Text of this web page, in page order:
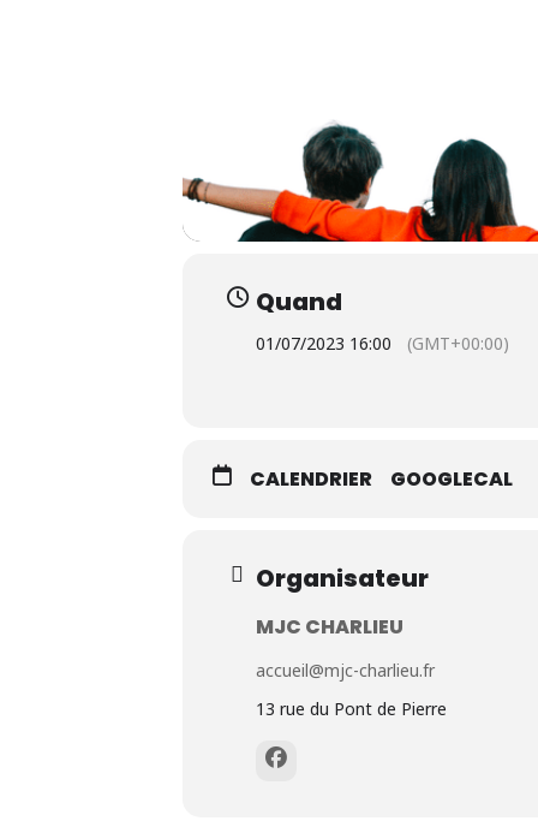
Quand
01/07/2023 16:00 (GMT+00:00)
CALENDRIER GOOGLECAL
Organisateur
MJC CHARLIEU
accueil@mjc-charlieu.fr
13 rue du Pont de Pierre